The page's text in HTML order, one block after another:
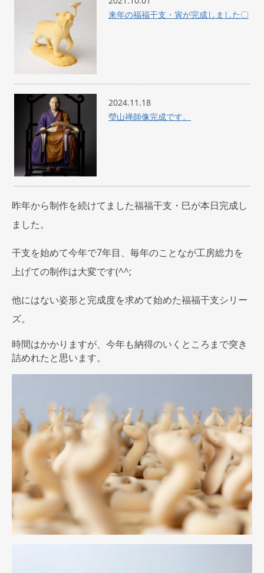
来年の福福干支・寅が完成しました〇
2024.11.18
瑩山禅師像完成です。
昨年から制作を続けてました福福干支・巳が本日完成し
ました。
干支を始めて今年で7年目、 毎年のことなが工房総力を
上げての制作は大変です(^^;
他にはない姿形と完成度を求めて始めた福福干支シリー
ズ。
時間はかかりますが、 今年も納得のいくところまで突き
詰めれたと思います。